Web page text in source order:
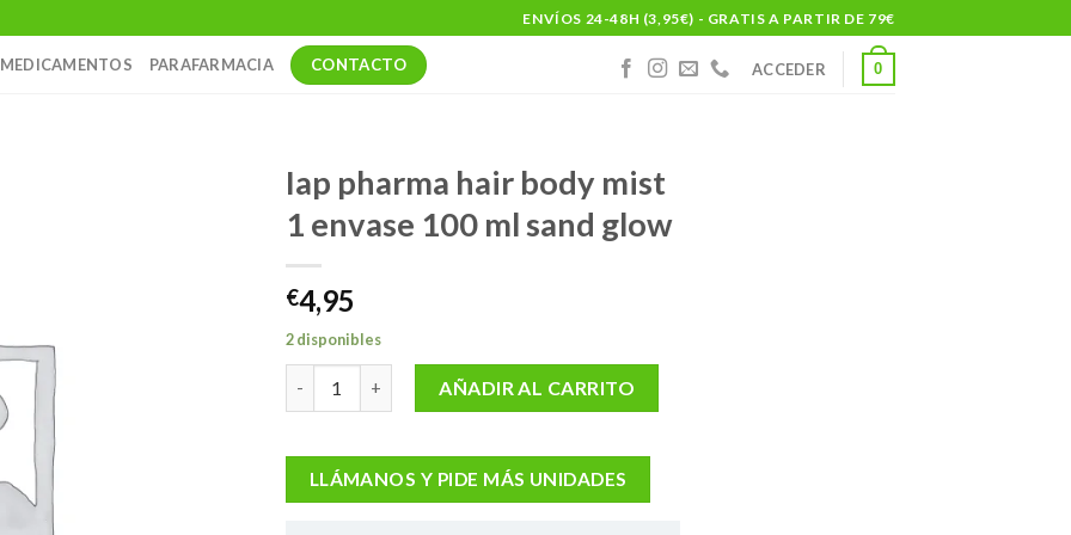
ENVÍOS 24-48H (3,95€) - GRATIS A PARTIR DE 79€
MEDICAMENTOS PARAFARMACIA CONTACTO ACCEDER 0
Iap pharma hair body mist
1 envase 100 ml sand glow
€4,95
2 disponibles
Iap pharma hair body mist 1 envase 100 ml sand glow cantidad
AÑADIR AL CARRITO
LLÁMANOS Y PIDE MÁS UNIDADES